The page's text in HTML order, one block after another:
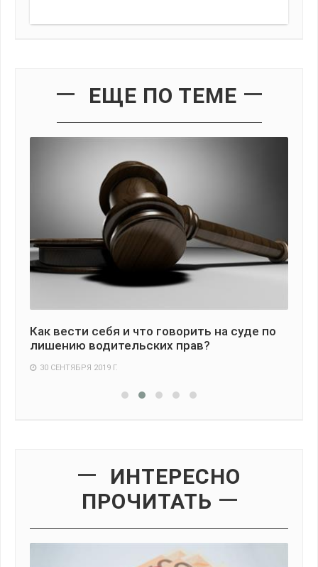
ЕЩЕ ПО ТЕМЕ
Как вести себя и что говорить на суде по
лишению водительских прав?
30 СЕНТЯБРЯ 2019 Г.
ИНТЕРЕСНО
ПРОЧИТАТЬ